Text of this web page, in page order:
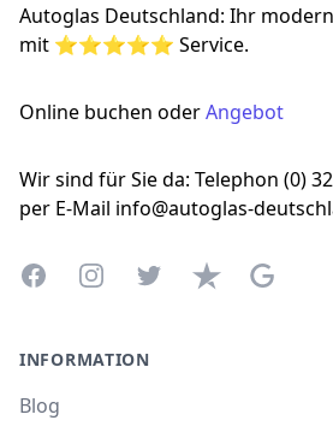
Autoglas Deutschland: Ihr
mit ⭐⭐⭐⭐⭐ Service.
Online buchen oderAngebot
Wir sind für Sie da: Telephon (0)
per E-Mail info@autoglas-
FacebookInstagramTwitterTrustpilotGoogle
INFORMATION
Blog